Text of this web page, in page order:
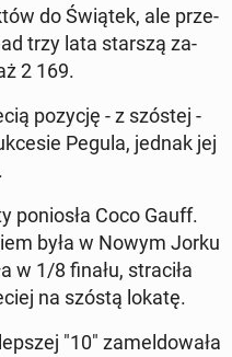
do Świątek, ale prze­
trzy lata starszą za­
2 169.
pozycję - z szóstej -
Pegula, jednak jej
po­nio­sła Coco Gauff.
była w Nowym Jorku
w 1/8 finału, stra­ci­ła
na szóstą lokatę.
"10" za­mel­do­wa­ła